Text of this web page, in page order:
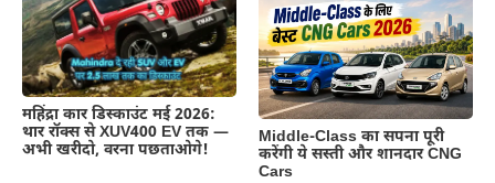
महिंद्रा कार डिस्काउंट मई 2026:
थार रॉक्स से XUV400 EV तक —
अभी खरीदो, वरना पछताओगे!
Middle-Class का सपना पूरी
करेंगी ये सस्ती और शानदार CNG
Cars